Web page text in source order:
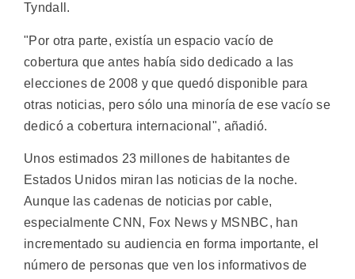
Tyndall.
"Por otra parte, existía un espacio vacío de
cobertura que antes había sido dedicado a las
elecciones de 2008 y que quedó disponible para
otras noticias, pero sólo una minoría de ese vacío se
dedicó a cobertura internacional", añadió.
Unos estimados 23 millones de habitantes de
Estados Unidos miran las noticias de la noche.
Aunque las cadenas de noticias por cable,
especialmente CNN, Fox News y MSNBC, han
incrementado su audiencia en forma importante, el
número de personas que ven los informativos de